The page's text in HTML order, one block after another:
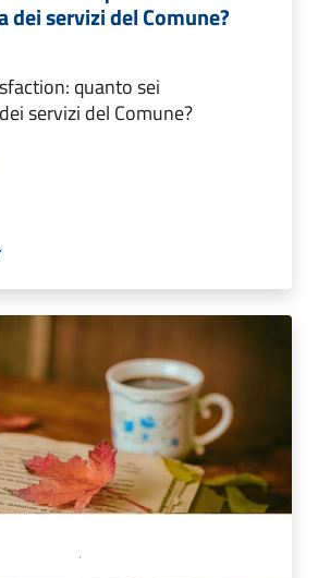
servizi del Comune?
quanto sei
servizi del Comune?